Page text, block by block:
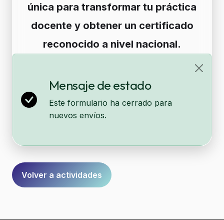
única para transformar tu práctica
docente y obtener un certificado
reconocido a nivel nacional.
¡Inscríbete Ahora! ▼
Formulario
Mensaje de estado
Este formulario ha cerrado para
nuevos envíos.
Volver a actividades